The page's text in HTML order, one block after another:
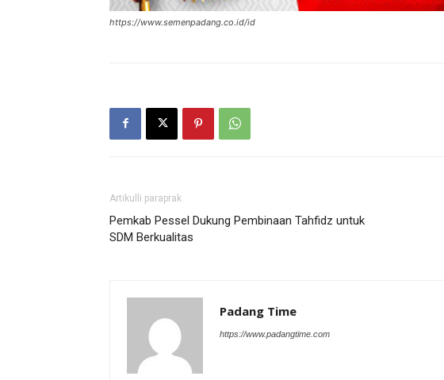
https://www.semenpadang.co.id/id
Artikulli paraprak
Pemkab Pessel Dukung Pembinaan Tahfidz untuk
SDM Berkualitas
Padang Time
https://www.padangtime.com